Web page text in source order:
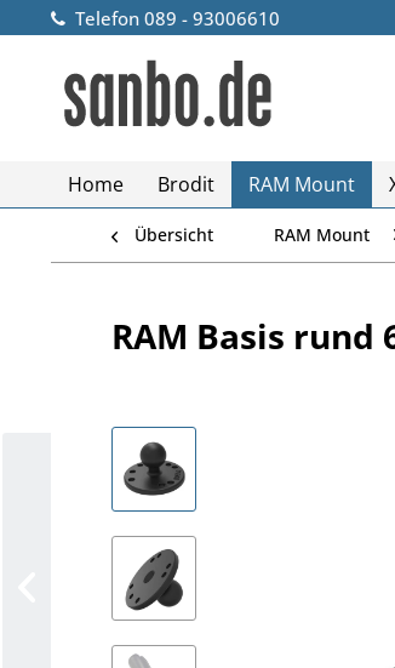
Telefon 089 - 93006610
Home Brodit RAM Mount
Übersicht RAM Mount
RAM Basis rund